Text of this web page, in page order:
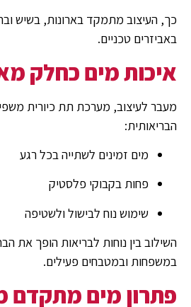
כך, העיצוב מתמקד בארונות, בשיש
באביזרים טכניים.
איכות מים כחלק
מעבר לעיצוב, מערכת תת כיורית
הבריאותית:
מים זמינים לשתייה בכל רגע
פחות בקבוקי פלסטיק
שימוש נוח לבישול ולשטיפה
השילוב בין נוחות לבריאות הופך את
במשפחות ובמטבחים פעילים.
פתרון מים מתקדם